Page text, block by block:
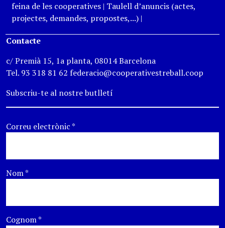
feina de les cooperatives| Taulell d’anuncis (actes,
projectes, demandes, propostes,...)|
Contacte
c/ Premià 15, 1a planta, 08014 Barcelona
Tel. 93 318 81 62 federacio@cooperativestreball.coop
Subscriu-te al nostre butlletí
Correu electrònic*
Nom*
Cognom*